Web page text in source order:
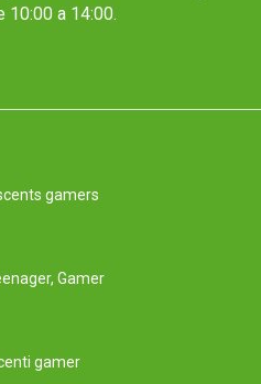
10:00 a 14:00.
gamers
Gamer
gamer